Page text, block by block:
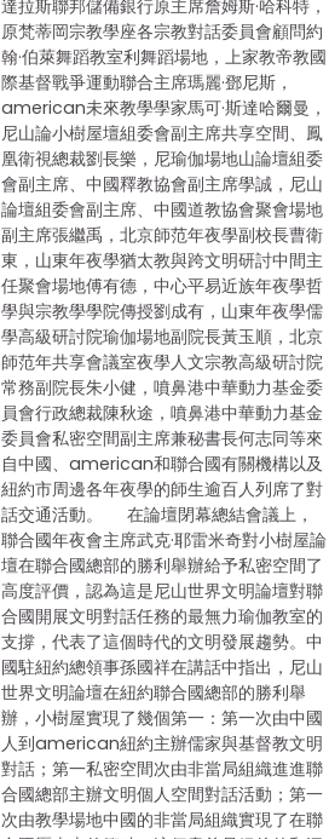
達拉斯聯邦儲備銀行原主席詹姆斯·哈科特，
原梵蒂岡宗教學座各宗教對話委員會顧問約
翰·伯萊舞蹈教室利舞蹈場地，上家教帝教國
際基督戰爭運動聯合主席瑪麗·鄧尼斯，
american未來教學學家馬可·斯達哈爾曼，
尼山論小樹屋壇組委會副主席共享空間、鳳
凰衛視總裁劉長樂，尼瑜伽場地山論壇組委
會副主席、中國釋教協會副主席學誠，尼山
論壇組委會副主席、中國道教協會聚會場地
副主席張繼禹，北京師范年夜學副校長曹衛
東，山東年夜學猶太教與跨文明研討中間主
任聚會場地傅有德，中心平易近族年夜學哲
學與宗教學學院傳授劉成有，山東年夜學儒
學高級研討院瑜伽場地副院長黃玉順，北京
師范年共享會議室夜學人文宗教高級研討院
常務副院長朱小健，噴鼻港中華動力基金委
員會行政總裁陳秋途，噴鼻港中華動力基金
委員會私密空間副主席兼秘書長何志同等來
自中國、american和聯合國有關機構以及
紐約市周邊各年夜學的師生逾百人列席了對
話交通活動。 在論壇閉幕總結會議上，
聯合國年夜會主席武克·耶雷米奇對小樹屋論
壇在聯合國總部的勝利舉辦給予私密空間了
高度評價，認為這是尼山世界文明論壇對聯
合國開展文明對話任務的最無力瑜伽教室的
支撐，代表了這個時代的文明發展趨勢。中
國駐紐約總領事孫國祥在講話中指出，尼山
世界文明論壇在紐約聯合國總部的勝利舉
辦，小樹屋實現了幾個第一：第一次由中國
人到american紐約主辦儒家與基督教文明
對話；第一私密空間次由非當局組織進進聯
合國總部主辦文明個人空間對話活動；第一
次由教學場地中國的非當局組織實現了在聯